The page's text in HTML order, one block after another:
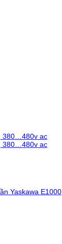
Yaskawa E1000